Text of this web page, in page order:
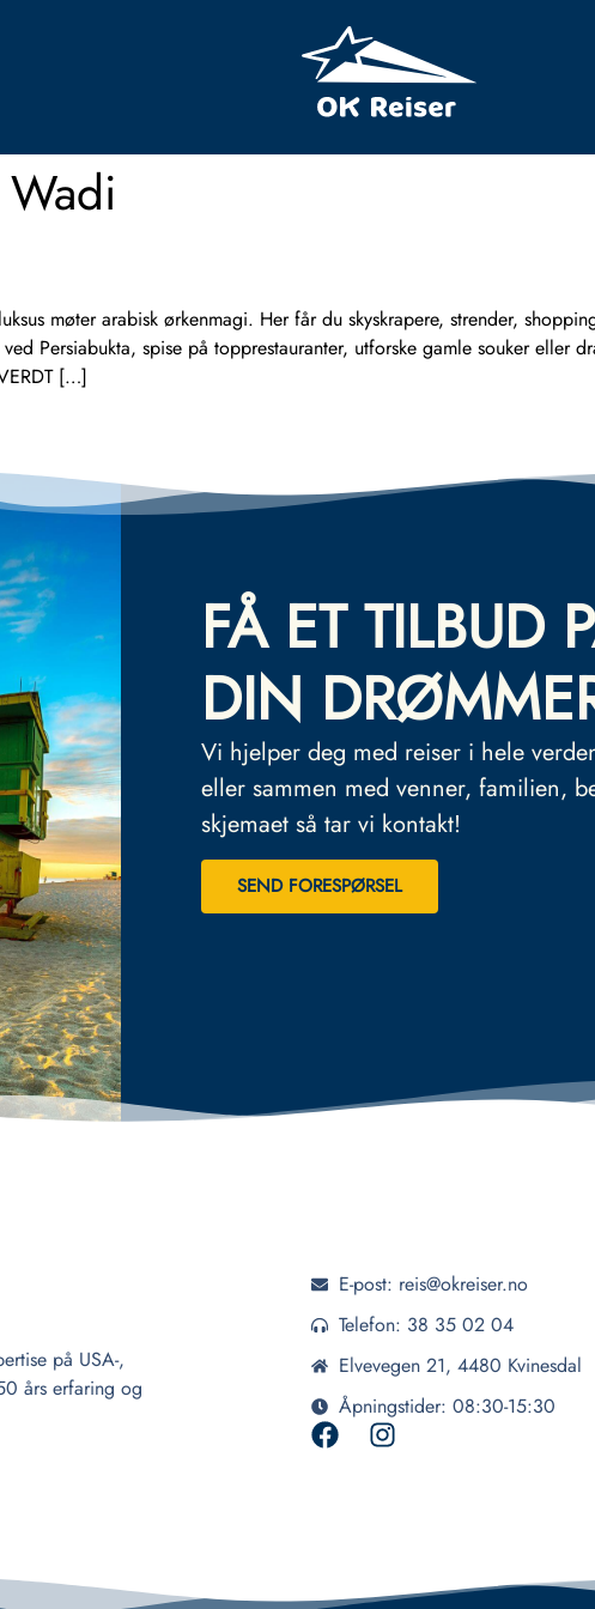
møter arabisk ørkenmagi. Her får du skyskrapere, strender,
Persiabukta, spise på topprestauranter, utforske gamle souker eller
[…]
FÅ ET TILBUD
DIN
Vi hjelper deg med reiser i hele
eller sammen med venner, familien,
skjemaet så tar vi kontakt!
SEND FORESPØRSEL
på USA-,
års erfaring og
E-post: reis@okreiser.no
Telefon: 38 35 02 04
Elvevegen 21, 4480 Kvinesdal
Åpningstider: 08:30-15:30